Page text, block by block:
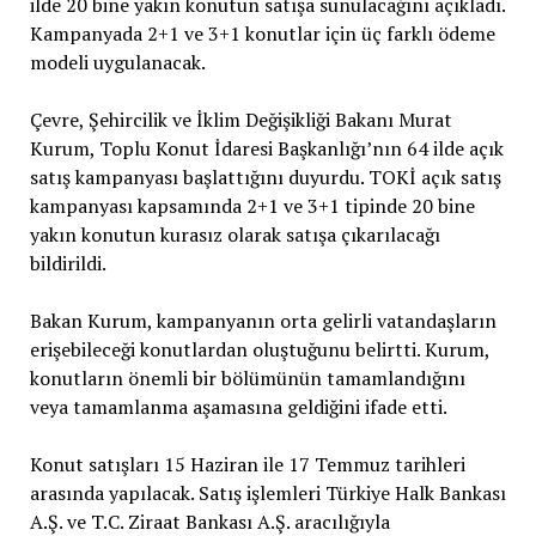
Kampanyada 2+1 ve 3+1 konutlar için üç farklı ödeme
modeli uygulanacak.
Çevre, Şehircilik ve İklim Değişikliği Bakanı Murat
Kurum, Toplu Konut İdaresi Başkanlığı’nın 64 ilde açık
satış kampanyası başlattığını duyurdu. TOKİ açık satış
kampanyası kapsamında 2+1 ve 3+1 tipinde 20 bine
yakın konutun kurasız olarak satışa çıkarılacağı
bildirildi.
Bakan Kurum, kampanyanın orta gelirli vatandaşların
erişebileceği konutlardan oluştuğunu belirtti. Kurum,
konutların önemli bir bölümünün tamamlandığını
veya tamamlanma aşamasına geldiğini ifade etti.
Konut satışları 15 Haziran ile 17 Temmuz tarihleri
arasında yapılacak. Satış işlemleri Türkiye Halk Bankası
A.Ş. ve T.C. Ziraat Bankası A.Ş. aracılığıyla